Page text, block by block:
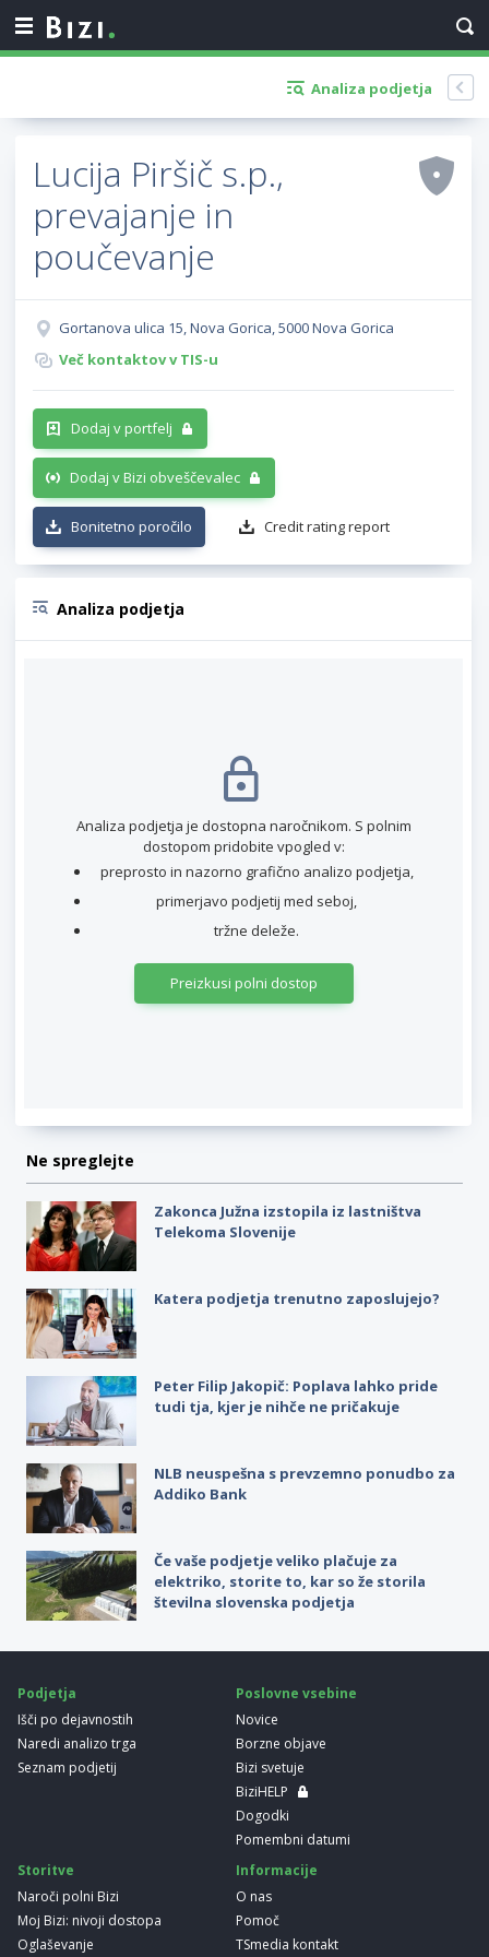
Analiza podjetja
Lucija Piršič s.p.,
prevajanje in
poučevanje
Gortanova ulica 15, Nova Gorica, 5000 Nova Gorica
Več kontaktov v TIS-u
Dodaj v portfelj
Dodaj v Bizi obveščevalec
Bonitetno poročilo Credit rating report
Analiza podjetja
Analiza podjetja je dostopna naročnikom. S polnim
dostopom pridobite vpogled v:
preprosto in nazorno grafično analizo podjetja,
primerjavo podjetij med seboj,
tržne deleže.
Preizkusi polni dostop
Ne spreglejte
Zakonca Južna izstopila iz lastništva
Telekoma Slovenije
Katera podjetja trenutno zaposlujejo?
Peter Filip Jakopič: Poplava lahko pride
tudi tja, kjer je nihče ne pričakuje
NLB neuspešna s prevzemno ponudbo za
Addiko Bank
Če vaše podjetje veliko plačuje za
elektriko, storite to, kar so že storila
številna slovenska podjetja
Podjetja
Išči po dejavnostih
Naredi analizo trga
Seznam podjetij
Poslovne vsebine
Novice
Borzne objave
Bizi svetuje
BiziHELP
Dogodki
Pomembni datumi
Storitve
Naroči polni Bizi
Moj Bizi: nivoji dostopa
Oglaševanje
Informacije
O nas
Pomoč
TSmedia kontakt